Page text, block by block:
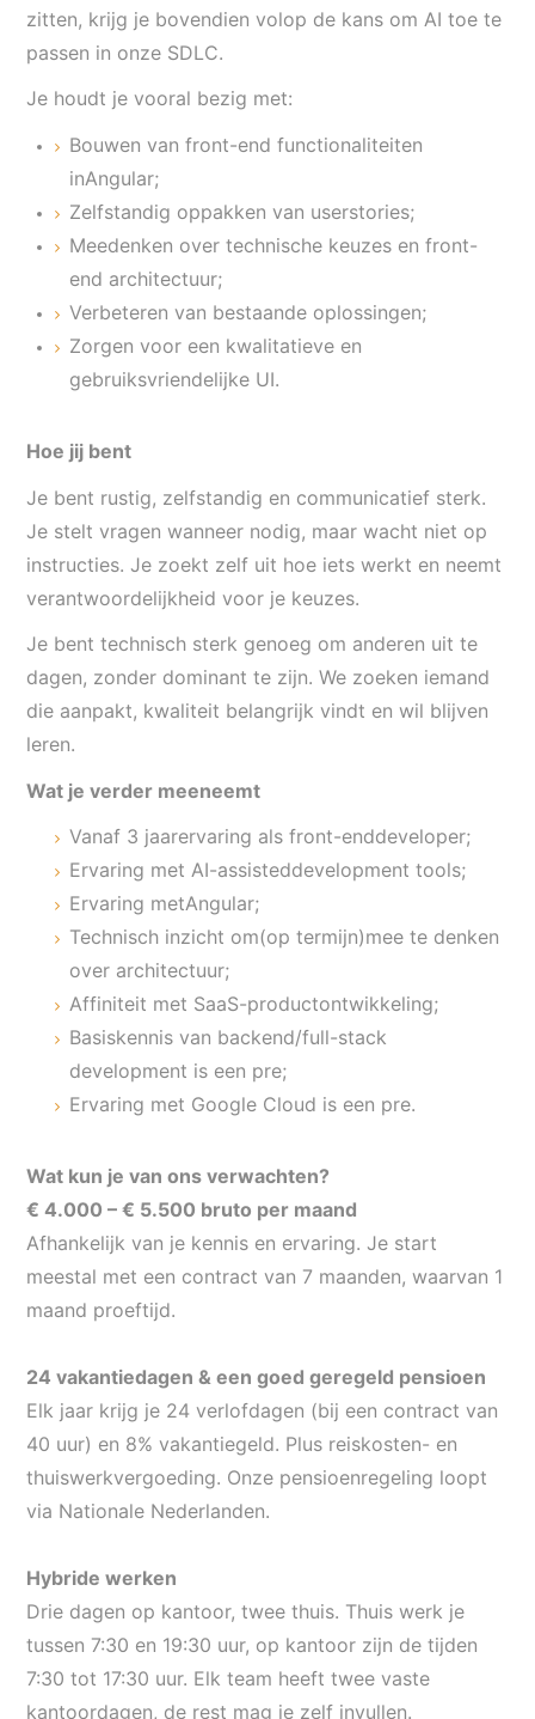
zitten, krijg je bovendien volop de kans om AI toe te
passen in onze SDLC.
Je houdt je vooral bezig met:
Bouwen van front-end functionaliteiten
inAngular;
Zelfstandig oppakken van userstories;
Meedenken over technische keuzes en front-
end architectuur;
Verbeteren van bestaande oplossingen;
Zorgen voor een kwalitatieve en
gebruiksvriendelijke UI.
Hoe jij bent
Je bent rustig, zelfstandig en communicatief sterk.
Je stelt vragen wanneer nodig, maar wacht niet op
instructies. Je zoekt zelf uit hoe iets werkt en neemt
verantwoordelijkheid voor je keuzes.
Je bent technisch sterk genoeg om anderen uit te
dagen, zonder dominant te zijn. We zoeken iemand
die aanpakt, kwaliteit belangrijk vindt en wil blijven
leren.
Wat je verder meeneemt
Vanaf 3 jaarervaring als front-enddeveloper;
Ervaring met AI-assisteddevelopment tools;
Ervaring metAngular;
Technisch inzicht om(op termijn)mee te denken
over architectuur;
Affiniteit met SaaS-productontwikkeling;
Basiskennis van backend/full-stack
development is een pre;
Ervaring met Google Cloud is een pre.
Wat kun je van ons verwachten?
€ 4.000 – € 5.500 bruto per maand
Afhankelijk van je kennis en ervaring. Je start
meestal met een contract van 7 maanden, waarvan 1
maand proeftijd.
24 vakantiedagen & een goed geregeld pensioen
Elk jaar krijg je 24 verlofdagen (bij een contract van
40 uur) en 8% vakantiegeld. Plus reiskosten- en
thuiswerkvergoeding. Onze pensioenregeling loopt
via Nationale Nederlanden.
Hybride werken
Drie dagen op kantoor, twee thuis. Thuis werk je
tussen 7:30 en 19:30 uur, op kantoor zijn de tijden
7:30 tot 17:30 uur. Elk team heeft twee vaste
kantoordagen, de rest mag je zelf invullen.